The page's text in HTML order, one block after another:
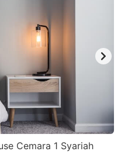
Cemara 1 Syariah